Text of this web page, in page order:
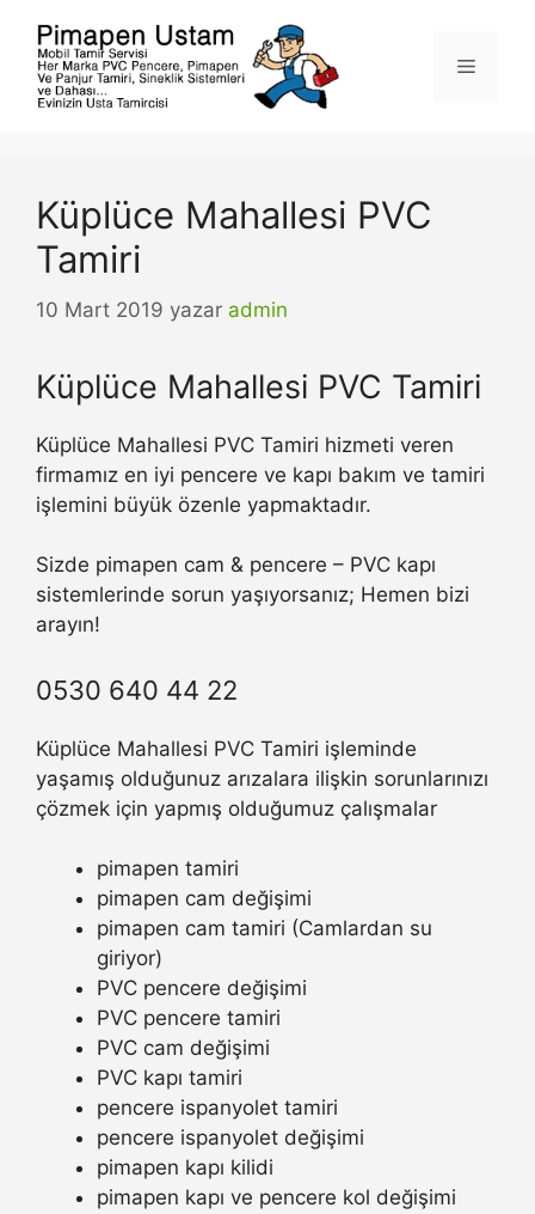
Menü
Küplüce Mahallesi PVC
Tamiri
10 Mart 2019 yazar admin
Küplüce Mahallesi PVC Tamiri
Küplüce Mahallesi PVC Tamiri hizmeti veren
firmamız en iyi pencere ve kapı bakım ve tamiri
işlemini büyük özenle yapmaktadır.
Sizde pimapen cam & pencere – PVC kapı
sistemlerinde sorun yaşıyorsanız; Hemen bizi
arayın!
0530 640 44 22
Küplüce Mahallesi PVC Tamiri işleminde
yaşamış olduğunuz arızalara ilişkin sorunlarınızı
çözmek için yapmış olduğumuz çalışmalar
pimapen tamiri
pimapen cam değişimi
pimapen cam tamiri (Camlardan su
giriyor)
PVC pencere değişimi
PVC pencere tamiri
PVC cam değişimi
PVC kapı tamiri
pencere ispanyolet tamiri
pencere ispanyolet değişimi
pimapen kapı kilidi
pimapen kapı ve pencere kol değişimi